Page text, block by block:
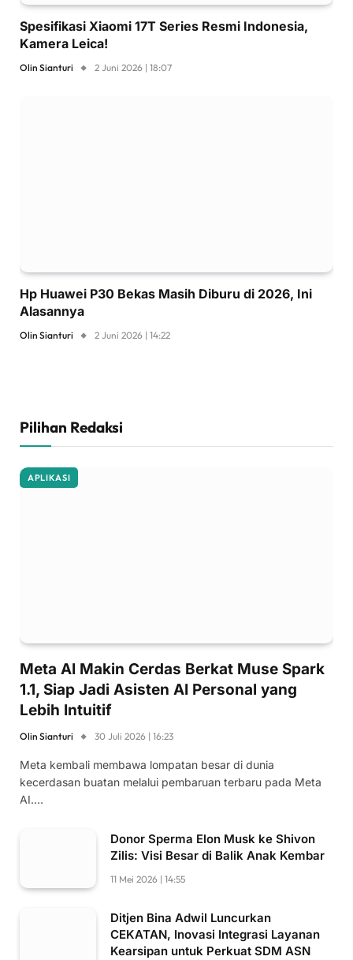
Spesifikasi Xiaomi 17T Series Resmi Indonesia,
Kamera Leica!
Olin Sianturi 2 Juni 2026 | 18:07
Hp Huawei P30 Bekas Masih Diburu di 2026, Ini
Alasannya
Olin Sianturi 2 Juni 2026 | 14:22
Pilihan Redaksi
APLIKASI
Meta AI Makin Cerdas Berkat Muse Spark
1.1, Siap Jadi Asisten AI Personal yang
Lebih Intuitif
Olin Sianturi 30 Juli 2026 | 16:23
Meta kembali membawa lompatan besar di dunia
kecerdasan buatan melalui pembaruan terbaru pada Meta
AI.…
Donor Sperma Elon Musk ke Shivon
Zilis: Visi Besar di Balik Anak Kembar
11 Mei 2026 | 14:55
Ditjen Bina Adwil Luncurkan
CEKATAN, Inovasi Integrasi Layanan
Kearsipan untuk Perkuat SDM ASN